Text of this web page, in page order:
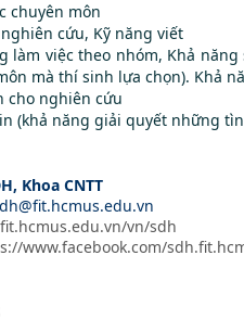
chuyên môn
cứu, Kỹ năng viết
làm việc theo nhóm, Khả
mà thí sinh lựa chọn). Khả
cho nghiên cứu
(khả năng giải quyết những
Khoa CNTT
vn/sdh
www.facebook.com/